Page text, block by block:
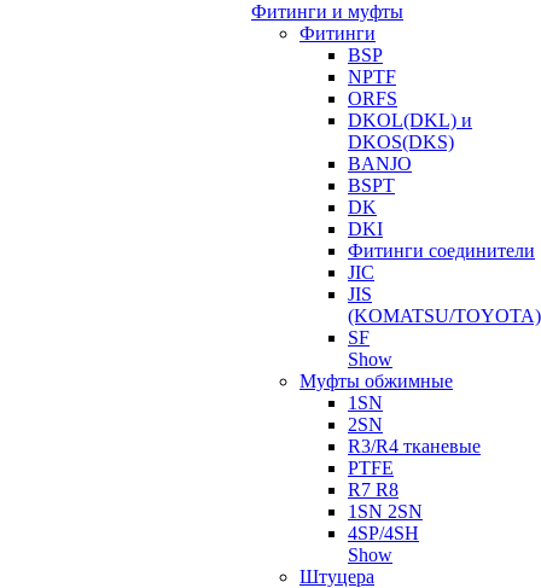
Фитинги и муфты
Фитинги
BSP
NPTF
ORFS
DKOL(DKL) и
DKOS(DKS)
BANJO
BSPT
DK
DKI
Фитинги соединители
JIC
JIS
(KOMATSU/TOYOTA)
SF
Show
Муфты обжимные
1SN
2SN
R3/R4 тканевые
PTFE
R7 R8
1SN 2SN
4SP/4SH
Show
Штуцера